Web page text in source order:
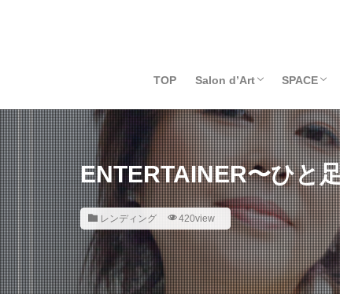
TOP Salon d’Art
Salon d’Artとは
会員申込
ログイン
料金支払いページ
退会
スタッフ募集
SPACE
Art
レンタル
ENTERTAINER〜ひと
レンディング 420view